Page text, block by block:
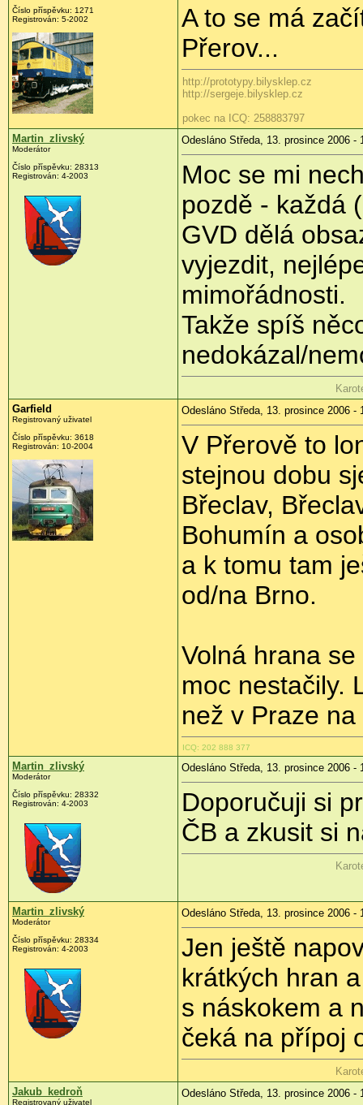
Číslo příspěvku: 1271
Registrován: 5-2002
A to se má
Přerov...
http://prototypy.bilysklep.cz
http://sergeje.bilysklep.cz
pokec na ICQ: 258883797
Martin_zlivský
Moderátor
Číslo příspěvku: 28313
Registrován: 4-2003
Odesláno Středa, 13. prosince 2006 -
Moc se mi
pozdě - každá
GVD dělá
vyjezdit,
mimořádnosti.
Takže spíš
nedokázal/
Garfield
Registrovaný uživatel
Číslo příspěvku: 3618
Registrován: 10-2004
Odesláno Středa, 13. prosince 2006 -
V Přerově to
stejnou dobu
Břeclav,
Bohumín a
a k tomu tam
od/na Brno.
Volná hrana
moc nestačily.
než v Praze
ICQ: 202 888 377
Martin_zlivský
Moderátor
Číslo příspěvku: 28332
Registrován: 4-2003
Odesláno Středa, 13. prosince 2006 -
Doporučuji si
ČB a zkusit si
Martin_zlivský
Moderátor
Číslo příspěvku: 28334
Registrován: 4-2003
Odesláno Středa, 13. prosince 2006 -
Jen ještě
krátkých hran
s náskokem a
čeká na přípoj
Jakub_kedroň
Registrovaný uživatel
Odesláno Středa, 13. prosince 2006 -